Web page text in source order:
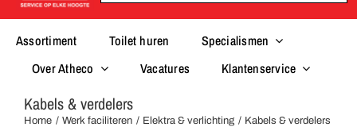
Assortiment Toilet huren
Specialismen
Over Atheco
Vacatures Klantenservice
Kabels & verdelers
Home Werk faciliteren Elektra & verlichting Kabels & verdelers